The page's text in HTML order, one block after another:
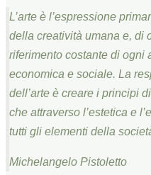
L’arte è l’espressione
della creatività umana e, di
riferimento costante di ogni
economica e sociale. La
dell’arte è creare i principi
che attraverso l’estetica e
tutti gli elementi della
Michelangelo Pistoletto